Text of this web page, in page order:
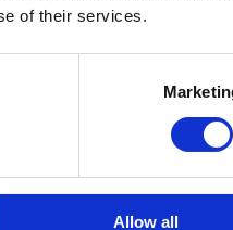
of their services.
Allow all